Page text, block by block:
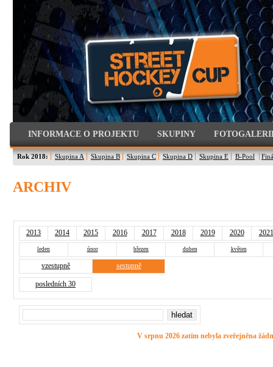
INFORMACE O PROJEKTU SKUPINY
Rok 2018: Skupina A Skupina B Skupina C Skupina D Skupina E B-Pool
ARCHIV
2013 2014 2015 2016 2017 2018 2019 2020 2021
leden únor březen duben květen
vzestupně sestupně
posledních 30
V srpnu 2026 zatím nebyla zveřejněna